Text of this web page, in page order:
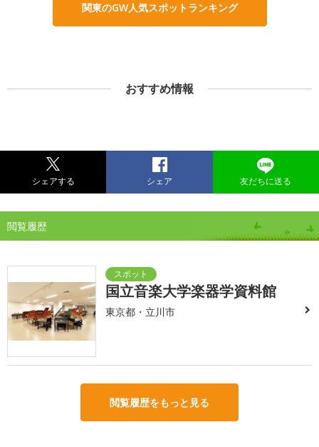
関東のGW人気スポットランキング
おすすめ情報
シェアする シェア 友だちに送る
閲覧履歴
国立音楽大学楽器学資料館
東京都・立川市
閲覧履歴をもっと見る